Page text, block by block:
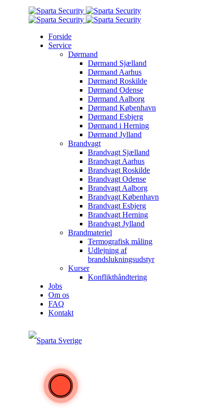
Forside
Service
Dørmand
Dørmand Sjælland
Dørmand Aarhus
Dørmand Roskilde
Dørmand Odense
Dørmand Aalborg
Dørmand København
Dørmand Esbjerg
Dørmand i Herning
Dørmand Jylland
Brandvagt
Brandvagt Sjælland
Brandvagt Aarhus
Brandvagt Roskilde
Brandvagt Odense
Brandvagt Aalborg
Brandvagt København
Brandvagt Esbjerg
Brandvagt Herning
Brandvagt Jylland
Brandmateriel
Termografisk måling
Udlejning af
brandslukningsudstyr
Kurser
Konflikthåndtering
Jobs
Om os
FAQ
Kontakt